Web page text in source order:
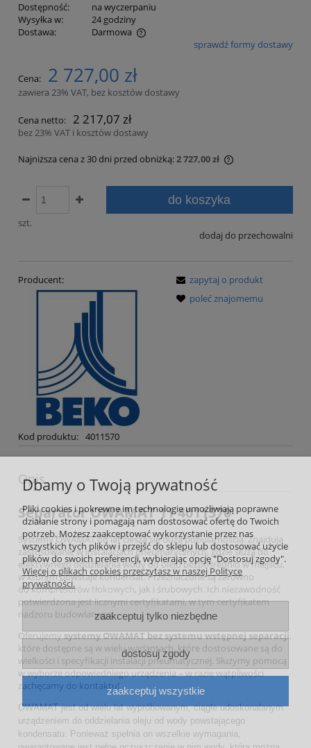
Dostępność:
na wyczerpaniu
Wysyłka w:
24 godziny
Dostawa:
Darmowa
Cena nie zawiera ewentualnych kosztów płatnościsprawdź formy dostawy
Cena: 2 727,00 zł
zawiera 23% VAT, bez kosztów dostawy
Cena netto: 2 217,07 zł
bez 23% VAT i kosztów dostawy
Najniższa cena z 30 dni przed obniżką:2 727,00 zł
30 dni,
sprzedaży.
szt.
do koszyka
dodaj do przechowalni
Producent:
Kod produktu: 4011570
zapytaj o produkt
poleć znajomemu
Opis
Separator OWAMAT 11 4011570
Systemy OWAMAT od lat cieszą się dużą popularnością. Znajdują
zastosowanie w instalacjach pneumatycznych, gdzie służą do
efektywnego oddzielania wody od oleju bezpośrednio w miejscu,
w którym powstaje kondensat. Przeznaczone są zarówno
dokompresorów tłokowych, jak i śrubowych. Ich niezawodność
potwierdzona jest licznymi certyfikatami, w tym certyfikatem
nadzoru budowlanego.
Oferujemysystemy OWAMAT bez systemu wstępnej separacji,
które dostępne są w wielu wariantach, które dostosowane są do
wielkości i specyfikacji instalacji pneumatycznej. Służymy pomocą
w wyborze odpowiedniego urządzenia – w razie wątpliwości
zachęcamy do kontaktu!
OWAMAT jest od wielu lat wypróbowanym, ciągle udoskonalanym
urządzeniem do oddzielania oleju od wody powstającego
kondensatu. Ponieważ spełnia on wszelkie wymagania,
Dbamy o Twoją prywatność
Pliki cookies i pokrewne im technologie umożliwiają poprawne
działanie strony i pomagają nam dostosować ofertę do Twoich
potrzeb. Możesz zaakceptować wykorzystanie przez nas
wszystkich tych plików i przejść do sklepu lub dostosować użycie
plików do swoich preferencji, wybierając opcję "Dostosuj zgody".
Więcej o plikach cookies przeczytasz w naszej Polityce
prywatności.
zaakceptuj tylko niezbędne
dostosuj zgody
zaakceptuj wszystkie